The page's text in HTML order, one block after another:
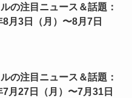
の注目ニュース＆話題：
8月3日（月）〜8月7日
の注目ニュース＆話題：
7月27日（月）〜7月31日